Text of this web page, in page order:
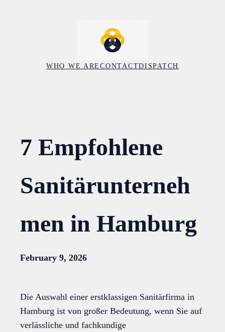
WHO WE ARECONTACTDISPATCH
7 Empfohlene
Sanitärunterneh
men in Hamburg
February 9, 2026
Die Auswahl einer erstklassigen Sanitärfirma in
Hamburg ist von großer Bedeutung, wenn Sie auf
verlässliche und fachkundige